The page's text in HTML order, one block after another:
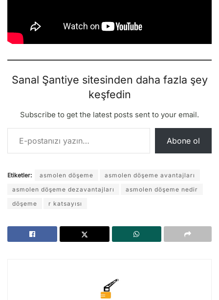
Sanal Şantiye sitesinden daha fazla şey
keşfedin
Subscribe to get the latest posts sent to your email.
E-postanızı yazın…
Abone ol
Etiketler: asmolen döşeme
asmolen döşeme avantajları
asmolen döşeme dezavantajları
asmolen döşeme nedir
döşeme
r katsayısı